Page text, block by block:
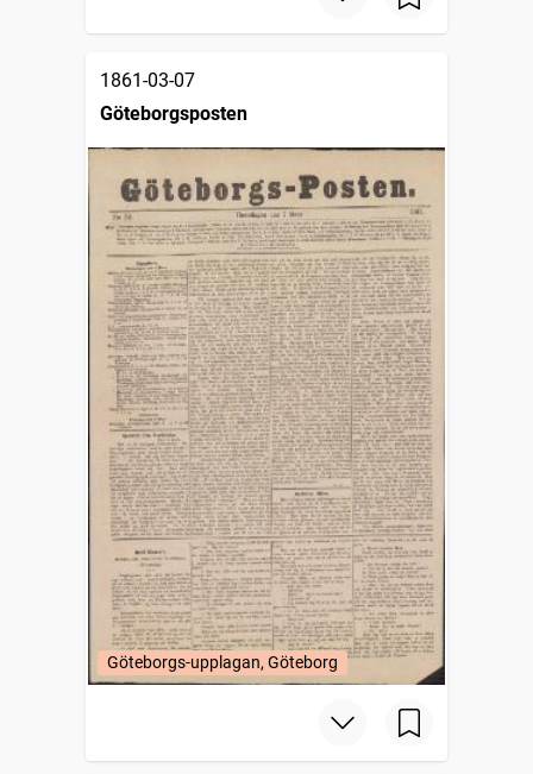
1861-03-07
Göteborgsposten
Göteborgs-upplagan, Göteborg